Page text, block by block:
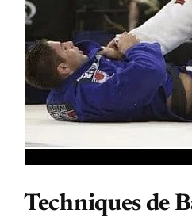
Techniques de